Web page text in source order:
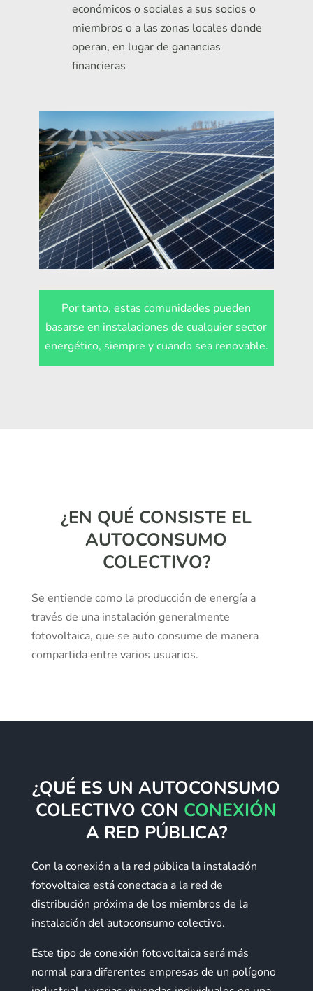
económicos o sociales a sus socios o
miembros o a las zonas locales donde
operan, en lugar de ganancias
financieras
Por tanto, estas comunidades pueden
basarse en instalaciones de cualquier sector
energético, siempre y cuando sea renovable.
¿EN QUÉ CONSISTE EL
AUTOCONSUMO
COLECTIVO?
Se entiende como la producción de energía a
través de una instalación generalmente
fotovoltaica, que se auto consume de manera
compartida entre varios usuarios.
¿QUÉ ES UN AUTOCONSUMO
COLECTIVO CON CONEXIÓN
A RED PÚBLICA?
Con la conexión a la red pública la instalación
fotovoltaica está conectada a la red de
distribución próxima de los miembros de la
instalación del autoconsumo colectivo.
Este tipo de conexión fotovoltaica será más
normal para diferentes empresas de un polígono